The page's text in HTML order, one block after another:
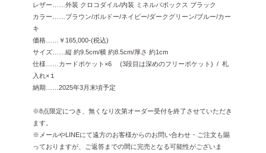
レザー……外装 クロコダイル/内装 ミネルバボックス ブラック
カラー……ブラウン/ボルドー/ネイビー/ダークグリーン/ブルー/カー
キ
価格……￥165,000-(税込)
サイズ……縦 約9.5cm/横 約8.5cm/厚さ 約1cm
仕様……カードポケット×6 (3段目は深めのフリーポケット) / 札
入れ×１
納期……2025年3月末頃予定
※8点限定につき、無くなり次第オーダー受付を終了させていただき
ます。
※メールやLINEにて遠方のお客様からのお問い合わせ・ご注文も賜
っておりますが、ご返答までの間に完売となる可能性がございま